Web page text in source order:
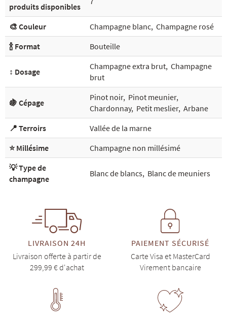
produits disponibles
🎨 Couleur Champagne blanc, Champagne rosé
🍾 Format
Bouteille
↕️ Dosage
Champagne extra brut, Champagne
brut
🍇 Cépage
Pinot noir, Pinot meunier,
Chardonnay, Petit meslier, Arbane
📍 Terroirs
Vallée de la marne
⭐ Millésime
Champagne non millésimé
💡 Type de
champagne
Blanc de blancs, Blanc de meuniers
LIVRAISON 24H
Livraison offerte à partir de
299,99 € d'achat
PAIEMENT SÉCURISÉ
Carte Visa et MasterCard
Virement bancaire